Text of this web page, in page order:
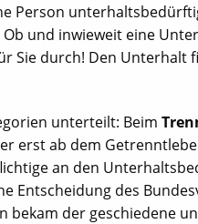
Person
und inwieweit eine
Sie durch! Den Unterhalt
unterteilt: Beim
erst ab dem
an den
Entscheidung des
bekam der geschiedene